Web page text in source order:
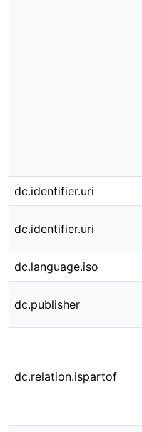
dc.identifier.uri
dc.identifier.uri
dc.language.iso
dc.publisher
dc.relation.ispartof